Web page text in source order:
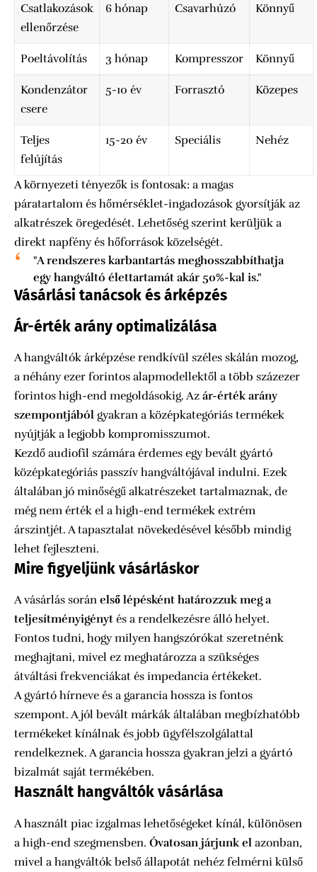
Csatlakozások
ellenőrzése
6 hónap Csavarhúzó Könnyű
Poeltávolítás 3 hónap Kompresszor Könnyű
Kondenzátor
csere
5-10 év Forrasztó Közepes
Teljes
felújítás
15-20 év Speciális Nehéz
A környezeti tényezők is fontosak: a magas
páratartalom és hőmérséklet-ingadozások gyorsítják az
alkatrészek öregedését. Lehetőség szerint kerüljük a
direkt napfény és hőforrások közelségét.
"A rendszeres karbantartás meghosszabbíthatja
egy hangváltó élettartamát akár 50%-kal is."
Vásárlási tanácsok és árképzés
Ár-érték arány optimalizálása
A hangváltók árképzése rendkívül széles skálán mozog,
a néhány ezer forintos alapmodellektől a több százezer
forintos high-end megoldásokig. Az ár-érték arány
szempontjából gyakran a középkategóriás termékek
nyújtják a legjobb kompromisszumot.
Kezdő audiofil számára érdemes egy bevált gyártó
középkategóriás passzív hangváltójával indulni. Ezek
általában jó minőségű alkatrészeket tartalmaznak, de
még nem érték el a high-end termékek extrém
árszintjét. A tapasztalat növekedésével később mindig
lehet fejleszteni.
Mire figyeljünk vásárláskor
A vásárlás során első lépésként határozzuk meg a
teljesítményigényt és a rendelkezésre álló helyet.
Fontos tudni, hogy milyen hangszórókat szeretnénk
meghajtani, mivel ez meghatározza a szükséges
átváltási frekvenciákat és impedancia értékeket.
A gyártó hírneve és a garancia hossza is fontos
szempont. A jól bevált márkák általában megbízhatóbb
termékeket kínálnak és jobb ügyfélszolgálattal
rendelkeznek. A garancia hossza gyakran jelzi a gyártó
bizalmát saját termékében.
Használt hangváltók vásárlása
A használt piac izgalmas lehetőségeket kínál, különösen
a high-end szegmensben. Óvatosan járjunk el azonban,
mivel a hangváltók belső állapotát nehéz felmérni külső